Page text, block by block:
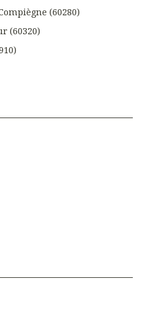
(60280)
(60320)